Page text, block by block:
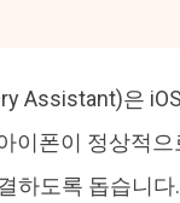
Assistant)은
이폰이 정상적으
하도록 돕습니다